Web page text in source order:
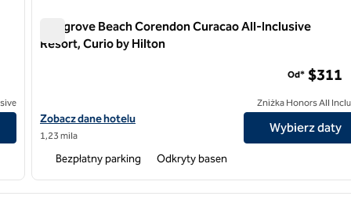
All-Inclusive, Curio by Hilton
Mangrove Beach Corendon Curacao All-Inclusive
Resort, Curio by Hilton
Zobacz szczegóły hotelu Mangrove Beach Corendon Curacao
Zobacz dane hotelu
1,23 mila
Od* $311
Zniżka Honors All
Wybierz daty
Bezpłatny parking Odkryty basen